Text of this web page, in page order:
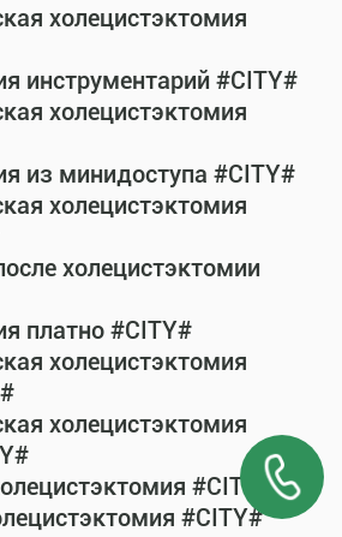
холецистэктомия
инструментарий #CITY#
холецистэктомия
из минидоступа #CITY#
холецистэктомия
холецистэктомии
платно #CITY#
холецистэктомия
холецистэктомия
#CITY#
#CITY#